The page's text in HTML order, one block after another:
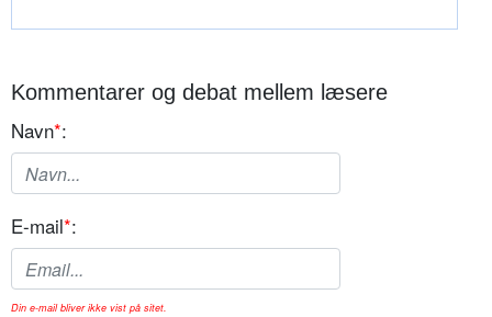
Kommentarer og debat mellem læsere
Navn*:
E-mail*:
Din e-mail bliver ikke vist på sitet.